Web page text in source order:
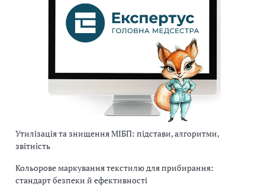
Утилізація та знищення МІБП: підстави, алгоритми,
звітність
Кольорове маркування текстилю для прибирання:
стандарт безпеки й ефективності